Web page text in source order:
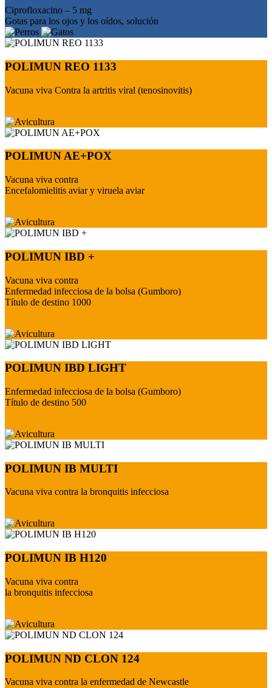
Ciprofloxacino – 5 mg
Gotas para los ojos y los oídos, solución
POLIMUN REO 1133
Vacuna viva Contra la artritis viral (tenosinovitis)
POLIMUN AE+POX
Vacuna viva contra
Encefalomielitis aviar y viruela aviar
POLIMUN IBD +
Vacuna viva contra
Enfermedad infecciosa de la bolsa (Gumboro)
Título de destino 1000
POLIMUN IBD LIGHT
Enfermedad infecciosa de la bolsa (Gumboro)
Título de destino 500
POLIMUN IB MULTI
Vacuna viva contra la bronquitis infecciosa
POLIMUN IB H120
Vacuna viva contra
la bronquitis infecciosa
POLIMUN ND CLON 124
Vacuna viva contra la enfermedad de Newcastle